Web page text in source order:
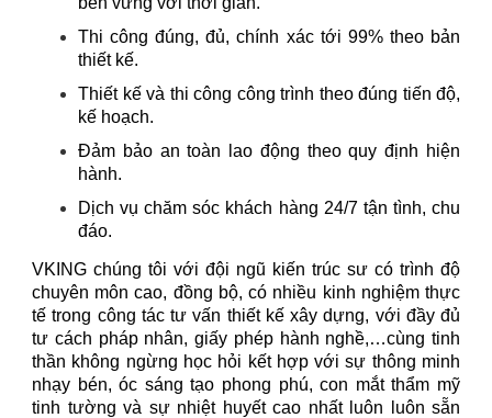
Thi công đúng, đủ, chính xác tới 99% theo bản
thiết kế.
Thiết kế và thi công công trình theo đúng tiến độ,
kế hoạch.
Đảm bảo an toàn lao động theo quy định hiện
hành.
Dịch vụ chăm sóc khách hàng 24/7 tận tình, chu
đáo.
VKING chúng tôi với đội ngũ kiến trúc sư có trình độ
chuyên môn cao, đồng bộ, có nhiều kinh nghiệm thực
tế trong công tác tư vấn thiết kế xây dựng, với đầy đủ
tư cách pháp nhân, giấy phép hành nghề,…cùng tinh
thần không ngừng học hỏi kết hợp với sự thông minh
nhạy bén, óc sáng tạo phong phú, con mắt thẩm mỹ
tinh tường và sự nhiệt huyết cao nhất luôn luôn sẵn